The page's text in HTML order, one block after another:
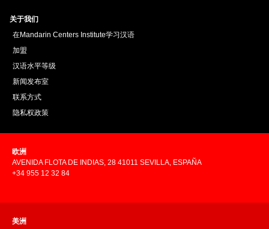
关于我们
在Mandarin Centers Institute学习汉语
加盟
汉语水平等级
新闻发布室
联系方式
隐私权政策
欧洲
AVENIDA FLOTA DE INDIAS, 28 41011 SEVILLA, ESPAÑA
+34 955 12 32 84
美洲